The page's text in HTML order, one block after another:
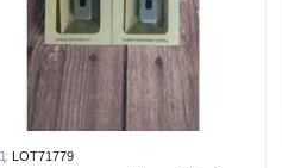
LOT71779